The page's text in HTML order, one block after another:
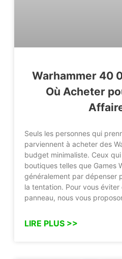
Warhammer 40
Où Acheter
Seuls les personnes qui
parviennent à acheter des
budget minimaliste. Ceux qui
boutiques telles que Games
généralement par dépenser
la tentation. Pour vous
panneau, nous vous
LIRE PLUS >>